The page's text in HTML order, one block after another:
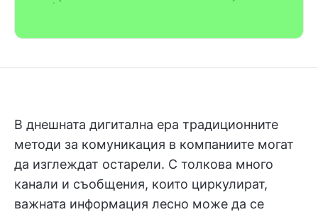
В днешната дигитална ера традиционните
методи за комуникация в компаниите могат
да изглеждат остарели. С толкова много
канали и съобщения, които циркулират,
важната информация лесно може да се